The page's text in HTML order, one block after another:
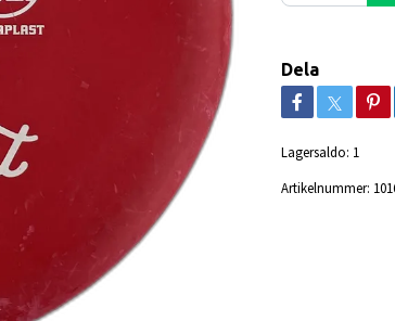
Dela
Lagersaldo: 1
Artikelnummer: